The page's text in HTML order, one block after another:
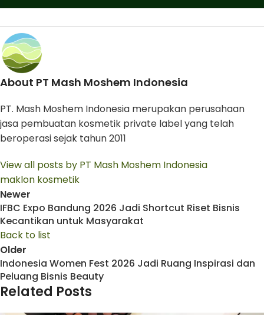
About PT Mash Moshem Indonesia
PT. Mash Moshem Indonesia merupakan perusahaan
jasa pembuatan kosmetik private label yang telah
beroperasi sejak tahun 2011
View all posts by PT Mash Moshem Indonesia
maklon kosmetik
Newer
IFBC Expo Bandung 2026 Jadi Shortcut Riset Bisnis
Kecantikan untuk Masyarakat
Back to list
Older
Indonesia Women Fest 2026 Jadi Ruang Inspirasi dan
Peluang Bisnis Beauty
Related Posts